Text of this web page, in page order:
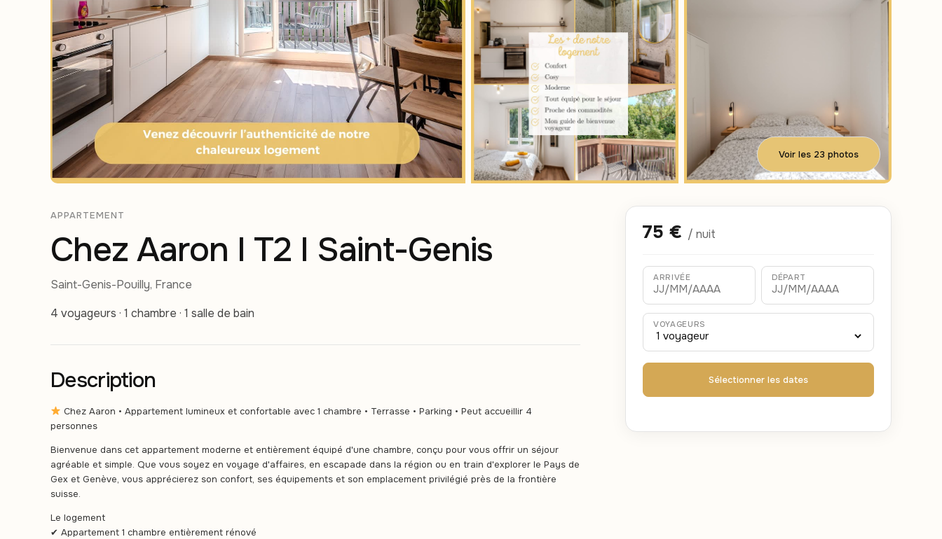
Voir les 23 photos
APPARTEMENT
Chez Aaron I T2 I Saint-Genis
Saint-Genis-Pouilly, France
4 voyageurs · 1 chambre · 1 salle de bain
Description
Chez Aaron • Appartement lumineux et confortable avec 1 chambre • Terrasse • Parking • Peut accueillir 4
personnes
Bienvenue dans cet appartement moderne et entièrement équipé d'une chambre, conçu pour vous offrir un séjour
agréable et simple. Que vous soyez en voyage d'affaires, en escapade dans la région ou en train d'explorer le Pays de
Gex et Genève, vous apprécierez son confort, ses équipements et son emplacement privilégié près de la frontière
suisse.
Le logement
✔ Appartement 1 chambre entièrement rénové
75 € / nuit
ARRIVÉE DÉPART
VOYAGEURS
Sélectionner les dates